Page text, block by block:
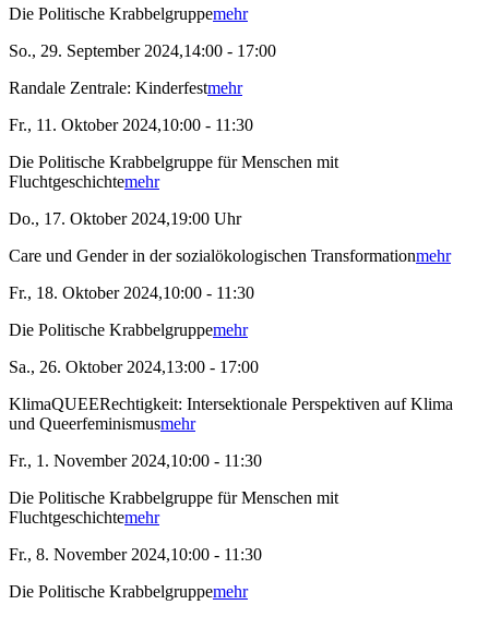
Die Politische Krabbelgruppemehr
So., 29. September 2024,14:00 - 17:00
Randale Zentrale: Kinderfestmehr
Fr., 11. Oktober 2024,10:00 - 11:30
Die Politische Krabbelgruppe für Menschen mit
Fluchtgeschichtemehr
Do., 17. Oktober 2024,19:00 Uhr
Care und Gender in der sozialökologischen Transformationmehr
Fr., 18. Oktober 2024,10:00 - 11:30
Die Politische Krabbelgruppemehr
Sa., 26. Oktober 2024,13:00 - 17:00
KlimaQUEERechtigkeit: Intersektionale Perspektiven auf Klima
und Queerfeminismusmehr
Fr., 1. November 2024,10:00 - 11:30
Die Politische Krabbelgruppe für Menschen mit
Fluchtgeschichtemehr
Fr., 8. November 2024,10:00 - 11:30
Die Politische Krabbelgruppemehr